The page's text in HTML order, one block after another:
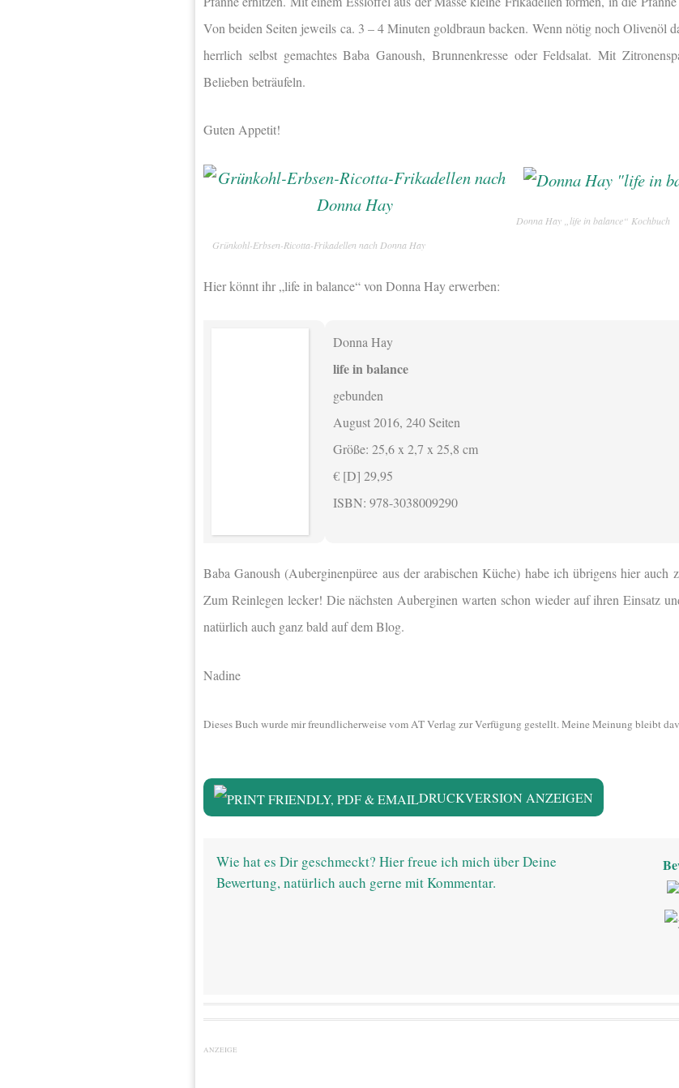
Von beiden Seiten jeweils ca. 3 – 4 Minuten goldbraun backen. Wenn nötig noch Olivenöl
herrlich selbst gemachtes Baba Ganoush, Brunnenkresse oder Feldsalat. Mit
Belieben beträufeln.
Guten Appetit!
Grünkohl-Erbsen-Ricotta-Frikadellen nach Donna Hay
Donna Hay „life in balance“ Kochbuch
Hier könnt ihr „life in balance“ von Donna Hay erwerben:
Donna Hay
life in balance
gebunden
August 2016, 240 Seiten
Größe: 25,6 x 2,7 x 25,8 cm
€ [D] 29,95
ISBN: 978-3038009290
Baba Ganoush (Auberginenpüree aus der arabischen Küche) habe ich übrigens hier auch
Zum Reinlegen lecker! Die nächsten Auberginen warten schon wieder auf ihren Einsatz
natürlich auch ganz bald auf dem Blog.
Nadine
Dieses Buch wurde mir freundlicherweise vom AT Verlag zur Verfügung gestellt. Meine Meinung bleibt
DRUCKVERSION ANZEIGEN
Wie hat es Dir geschmeckt? Hier freue ich mich über Deine
Bewertung, natürlich auch gerne mit Kommentar.
ANZEIGE